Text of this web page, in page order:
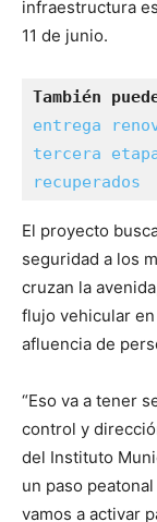
infraestructura
11 de junio.
También
entrega
tercera
recuperados
El proyecto
seguridad a los
cruzan la
flujo vehicular
afluencia de
“Eso va a tener
control y
del Instituto
un paso
vamos a activar